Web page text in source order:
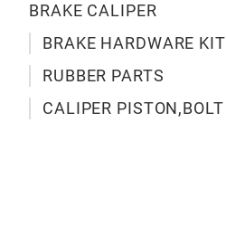
BRAKE CALIPER
BRAKE HARDWARE KIT
RUBBER PARTS
CALIPER PISTON,BOLT